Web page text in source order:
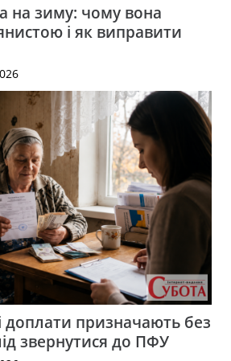
на зиму: чому вона
і як виправити
доплати призначають без
звернутися до ПФУ